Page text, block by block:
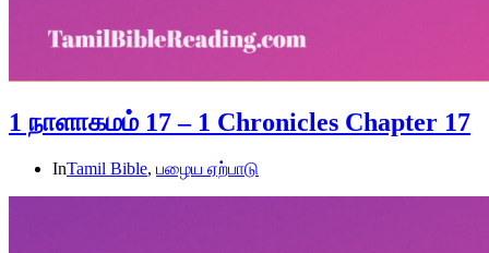
1 நாளாகமம் 17 – 1 Chronicles Chapter 17
InTamil Bible, பழைய ஏற்பாடு